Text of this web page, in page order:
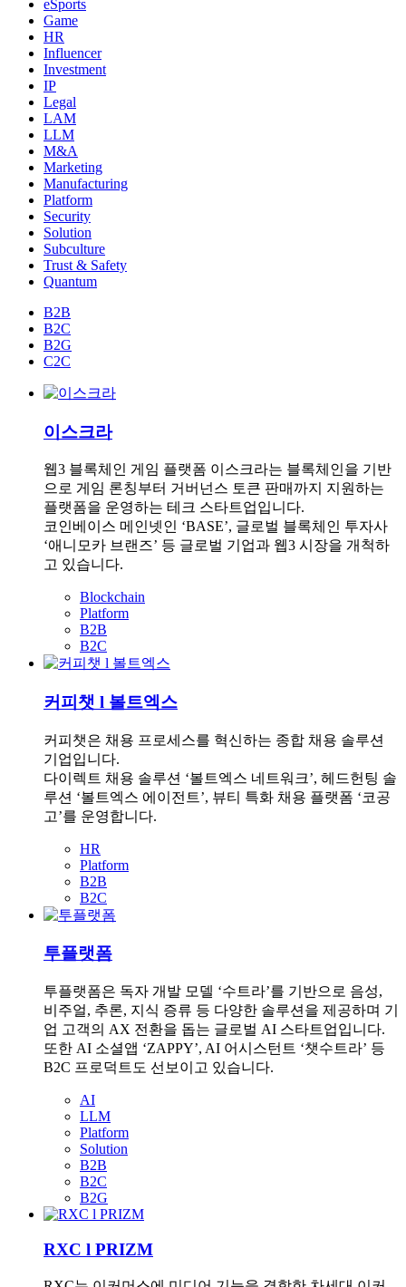
eSports
Game
HR
Influencer
Investment
IP
Legal
LAM
LLM
M&A
Marketing
Manufacturing
Platform
Security
Solution
Subculture
Trust & Safety
Quantum
B2B
B2C
B2G
C2C
이스크라
웹3 블록체인 게임 플랫폼 이스크라는 블록체인을 기반
으로 게임 론칭부터 거버넌스 토큰 판매까지 지원하는
플랫폼을 운영하는 테크 스타트업입니다.
코인베이스 메인넷인 ‘BASE’, 글로벌 블록체인 투자사
‘애니모카 브랜즈’ 등 글로벌 기업과 웹3 시장을 개척하
고 있습니다.
Blockchain
Platform
B2B
B2C
커피챗 l 볼트엑스
커피챗은 채용 프로세스를 혁신하는 종합 채용 솔루션
기업입니다.
다이렉트 채용 솔루션 ‘볼트엑스 네트워크’, 헤드헌팅 솔
루션 ‘볼트엑스 에이전트’, 뷰티 특화 채용 플랫폼 ‘코공
고’를 운영합니다.
HR
Platform
B2B
B2C
투플랫폼
투플랫폼은 독자 개발 모델 ‘수트라’를 기반으로 음성,
비주얼, 추론, 지식 증류 등 다양한 솔루션을 제공하며 기
업 고객의 AX 전환을 돕는 글로벌 AI 스타트업입니다.
또한 AI 소셜앱 ‘ZAPPY’, AI 어시스턴트 ‘챗수트라’ 등
B2C 프로덕트도 선보이고 있습니다.
AI
LLM
Platform
Solution
B2B
B2C
B2G
RXC l PRIZM